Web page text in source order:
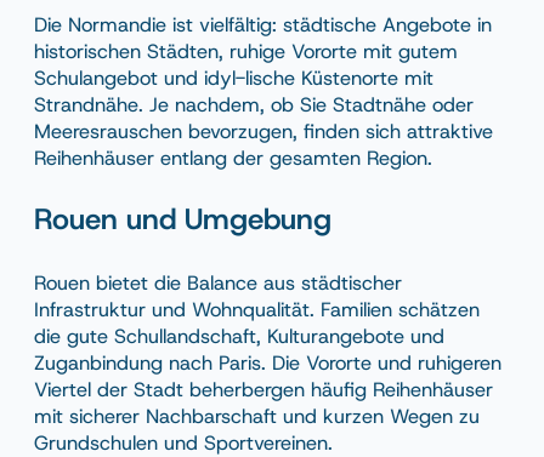
Die Normandie ist vielfältig: städtische Angebote in
historischen Städten, ruhige Vororte mit gutem
Schulangebot und idyl-lische Küstenorte mit
Strandnähe. Je nachdem, ob Sie Stadtnähe oder
Meeresrauschen bevorzugen, finden sich attraktive
Reihenhäuser entlang der gesamten Region.
Rouen und Umgebung
Rouen bietet die Balance aus städtischer
Infrastruktur und Wohnqualität. Familien schätzen
die gute Schullandschaft, Kulturangebote und
Zuganbindung nach Paris. Die Vororte und ruhigeren
Viertel der Stadt beherbergen häufig Reihenhäuser
mit sicherer Nachbarschaft und kurzen Wegen zu
Grundschulen und Sportvereinen.